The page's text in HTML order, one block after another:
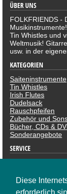
Diese
ÜBER UNS
FOLKFRIENDS -
Tin Whistles und
Weltmusik!
usw. in der
KATEGORIEN
Saiteninstrumente
Tin Whistles
Irish Flutes
Dudelsack
Rauschpfeifen
Zubehör und
Bücher, CDs &
Sonderangebote
SERVICE
Widerruf
ZAHLUNGSARTEN